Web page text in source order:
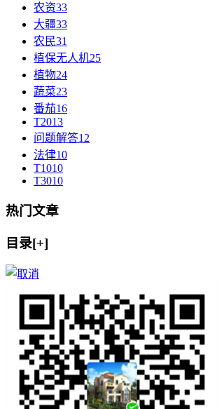
农资33
大疆33
农民31
植保无人机25
植物24
蔬菜23
番茄16
T2013
问题解答12
法律10
T1010
T3010
热门文章
目录[+]